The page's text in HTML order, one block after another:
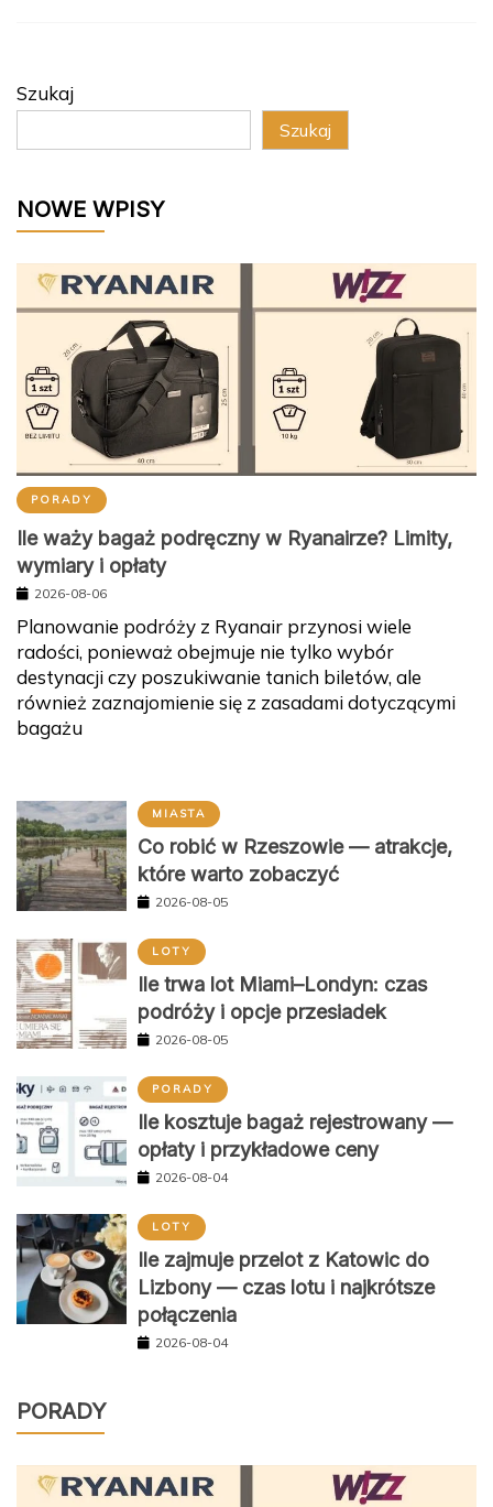
Szukaj
Szukaj
NOWE WPISY
PORADY
Ile waży bagaż podręczny w Ryanairze? Limity,
wymiary i opłaty
2026-08-06
Planowanie podróży z Ryanair przynosi wiele
radości, ponieważ obejmuje nie tylko wybór
destynacji czy poszukiwanie tanich biletów, ale
również zaznajomienie się z zasadami dotyczącymi
bagażu
MIASTA
Co robić w Rzeszowie — atrakcje,
które warto zobaczyć
2026-08-05
LOTY
Ile trwa lot Miami–Londyn: czas
podróży i opcje przesiadek
2026-08-05
PORADY
Ile kosztuje bagaż rejestrowany —
opłaty i przykładowe ceny
2026-08-04
LOTY
Ile zajmuje przelot z Katowic do
Lizbony — czas lotu i najkrótsze
połączenia
2026-08-04
PORADY